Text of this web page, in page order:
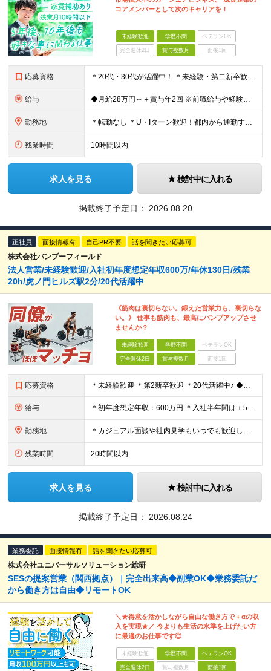
コアメンバーとして次のキャリアを！
未経験歓迎 学歴不問 ベテランOK
完全週休2日 賞与複数月 面接1回
応募資格 ＊20代・30代が活躍中！ ＊未経験・第二新卒歓迎 ◆学歴不問 ◆普通自動車免許（AT限定可）をお持ちの方 ◆基本的なPC操作（メール、Excel入力程度）ができる方 ★自ら考え、行動できる方 ★
給与 ◆月給28万円～＋賞与年2回 ※前職給与や経験を最大限考慮し決定します。 ※試用期間3ヶ月あり（給与・待遇に変更なし） ※上記の金額にはみなし残業代（40時間分/62,600円）が含まれています。
勤務地 ＊転勤なし ＊U・Iターン歓迎！都内から通勤する社員も多数在籍しています ◆千葉県浦安市北栄4丁目9−1 ※(変更の範囲)上記を除く当社関連勤務地
残業時間 10時間以内
求人を見る 検討中に入れる
掲載終了予定日： 2026.08.20
正社員 面接情報有 自己PR不要 話を聞きたい応募可
株式会社バンブーフィールド
法人営業/未経験歓迎/入社初年度想定年収600万/年休130日/残業
20h/虎ノ門ヒルズ駅2分/20代活躍中
《筋肉は裏切らない。鍛えた営業力も、裏切らな
い。》 仕事も筋肉も、最高にパンプアップさせ
ませんか？
未経験歓迎 学歴不問 ベテランOK
完全週休2日 賞与複数月 面接1回
応募資格 ＊未経験歓迎 ＊第2新卒歓迎 ＊20代活躍中♪ ◆学歴不問 ◆社会人経験の浅い方も歓迎します！ ※「稼ぎたい」「誇れる仕事がしたい」という意欲を最重視します。 ＼こんな方にピッタリです！／ ★同年
給与 ＊初年度想定年収：600万円 ＊入社半年間は＋5万円～の業績手当も付与◎ ◆月給30万円～＋業績手当5万円(半年間保証)～ ※固定残業代88,746円/45時間分含む (所定外残業代 25,356
勤務地 ＊カジュアル面談や社内見学もいつでも歓迎してます！ ＊駅直結・最新設備の綺麗なオフィスです！ 【本社】 東京都港区虎ノ門2丁目4番7号 T-LITE 7階 (変更の範囲)上記を除く当社関連勤務地
残業時間 20時間以内
求人を見る 検討中に入れる
掲載終了予定日： 2026.08.24
業務委託 面接情報有 話を聞きたい応募可
株式会社ユニバーサルソリューション総研
SESの提案営業（関西拠点）｜完全出来高◆副業OK◆業務委託だ
から働き方は自由◆リモートOK
＼★得意を活かしながら自由な働き方で＋αの収
入を実現★／ 今よりも生活の水準を上げたい方
に最適のお仕事です◎
未経験歓迎 学歴不問 ベテランOK
完全週休2日 賞与複数月 面接1回